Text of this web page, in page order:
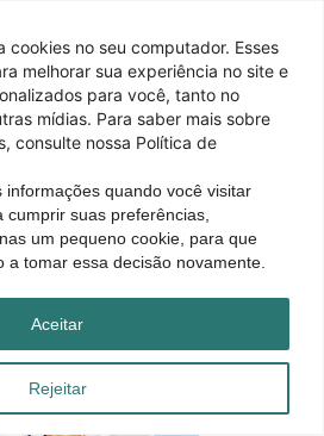
cookies no seu computador. Esses
melhorar sua experiência no site e
para você, tanto no
mídias. Para saber mais sobre
consulte nossa Política de
informações quando você visitar
suas preferências,
um pequeno cookie, para que
a tomar essa decisão novamente.
Rejeitar
Aceitar